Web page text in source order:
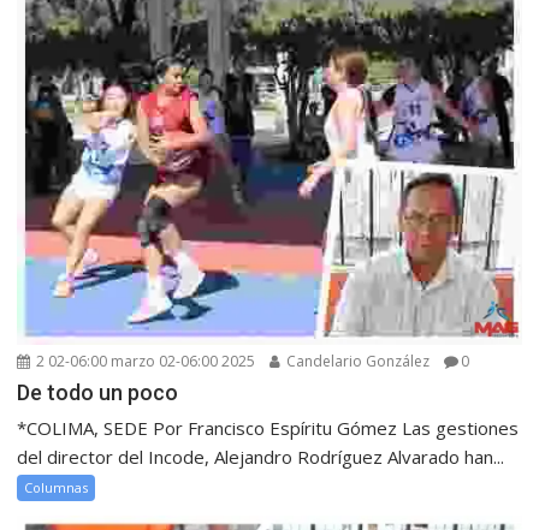
2 02-06:00 marzo 02-06:00 2025 Candelario González 0
De todo un poco
*COLIMA, SEDE Por Francisco Espíritu Gómez Las gestiones
del director del Incode, Alejandro Rodríguez Alvarado han...
Columnas